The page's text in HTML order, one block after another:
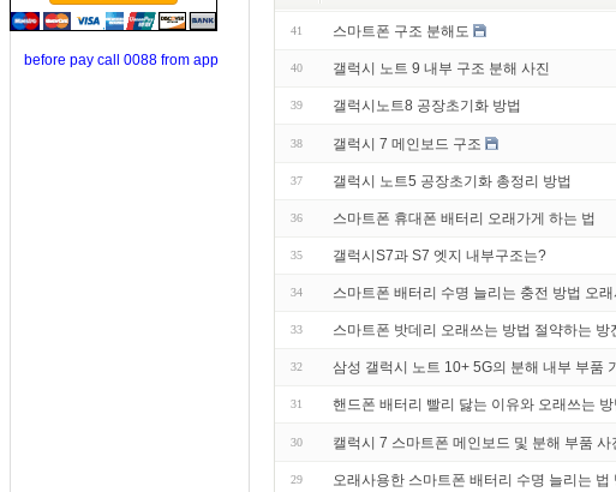
before pay call 0088 from app
41 스마트폰 구조 분해도
40 갤럭시 노트 9 내부 구조 분해 사진
39 갤럭시노트8 공장초기화 방법
38 갤럭시 7 메인보드 구조
37 갤럭시 노트5 공장초기화 총정리 방법
36 스마트폰 휴대폰 배터리 오래가게 하는 법
35 갤럭시S7과 S7 엣지 내부구조는?
34 스마트폰 배터리 수명 늘리는 충전 방법 오래
33 스마트폰 밧데리 오래쓰는 방법 절약하는 방
32 삼성 갤럭시 노트 10+ 5G의 분해 내부 부품
31 핸드폰 배터리 빨리 닳는 이유와 오래쓰는 방
30 캘럭시 7 스마트폰 메인보드 및 분해 부품 사
29 오래사용한 스마트폰 배터리 수명 늘리는 법